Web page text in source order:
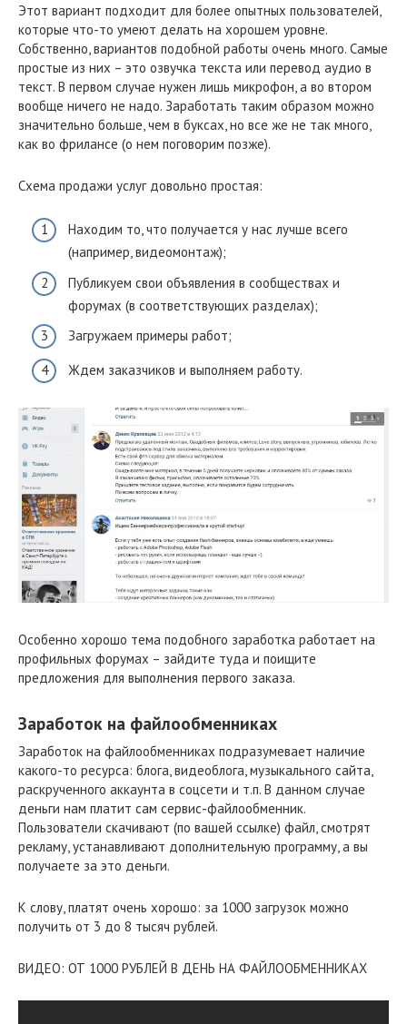
Этот вариант подходит для более опытных пользователей,
которые что-то умеют делать на хорошем уровне.
Собственно, вариантов подобной работы очень много. Самые
простые из них – это озвучка текста или перевод аудио в
текст. В первом случае нужен лишь микрофон, а во втором
вообще ничего не надо. Заработать таким образом можно
значительно больше, чем в буксах, но все же не так много,
как во фрилансе (о нем поговорим позже).
Схема продажи услуг довольно простая:
Находим то, что получается у нас лучше всего
(например, видеомонтаж);
Публикуем свои объявления в сообществах и
форумах (в соответствующих разделах);
Загружаем примеры работ;
Ждем заказчиков и выполняем работу.
Особенно хорошо тема подобного заработка работает на
профильных форумах – зайдите туда и поищите
предложения для выполнения первого заказа.
Заработок на файлообменниках
Заработок на файлообменниках подразумевает наличие
какого-то ресурса: блога, видеоблога, музыкального сайта,
раскрученного аккаунта в соцсети и т.п. В данном случае
деньги нам платит сам сервис-файлообменник.
Пользователи скачивают (по вашей ссылке) файл, смотрят
рекламу, устанавливают дополнительную программу, а вы
получаете за это деньги.
К слову, платят очень хорошо: за 1000 загрузок можно
получить от 3 до 8 тысяч рублей.
ВИДЕО: ОТ 1000 РУБЛЕЙ В ДЕНЬ НА ФАЙЛООБМЕННИКАХ